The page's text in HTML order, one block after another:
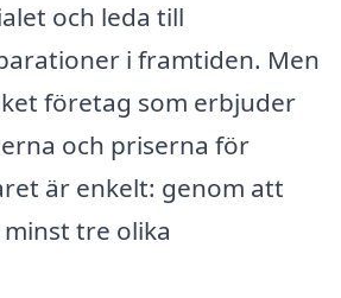
och leda till
i framtiden. Men
företag som erbjuder
och priserna för
är enkelt: genom att
tre olika